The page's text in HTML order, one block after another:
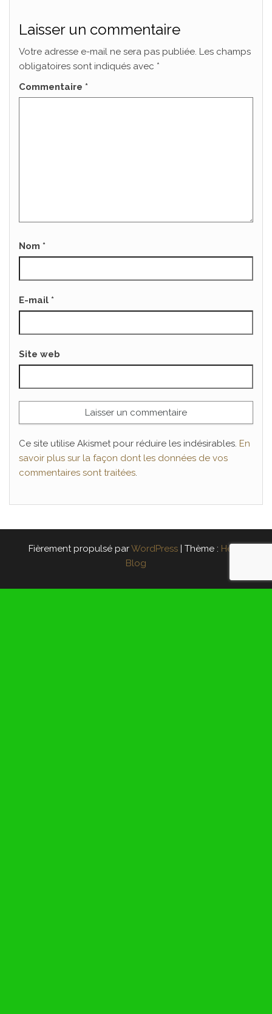
Laisser un commentaire
Votre adresse e-mail ne sera pas publiée. Les champs
obligatoires sont indiqués avec *
Commentaire *
Nom *
E-mail *
Site web
Ce site utilise Akismet pour réduire les indésirables. En
savoir plus sur la façon dont les données de vos
commentaires sont traitées.
Fièrement propulsé parWordPress | Thème : Head
Blog